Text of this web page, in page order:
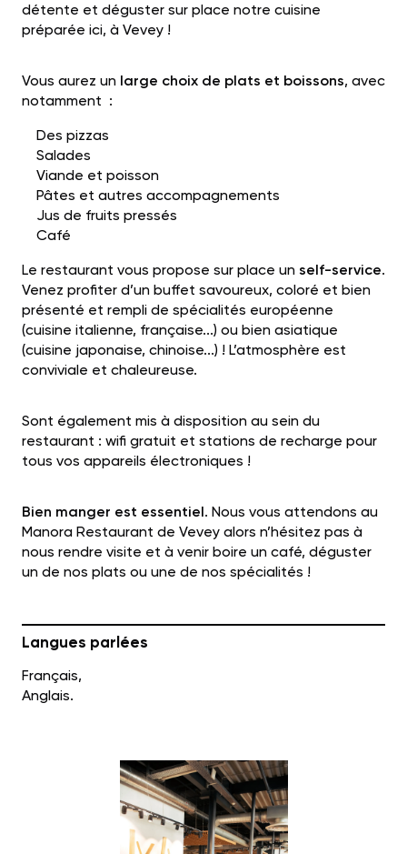
Langues parlées
Français,
Anglais.
détente et déguster sur place notre cuisine
préparée ici, à Vevey !
Vous aurez un large choix de plats et boissons, avec
notamment :
Des pizzas
Salades
Viande et poisson
Pâtes et autres accompagnements
Jus de fruits pressés
Café
Le restaurant vous propose sur place un self-service.
Venez profiter d’un buffet savoureux, coloré et bien
présenté et rempli de spécialités européenne
(cuisine italienne, française...) ou bien asiatique
(cuisine japonaise, chinoise...) ! L’atmosphère est
conviviale et chaleureuse.
Sont également mis à disposition au sein du
restaurant : wifi gratuit et stations de recharge pour
tous vos appareils électroniques !
Bien manger est essentiel. Nous vous attendons au
Manora Restaurant de Vevey alors n’hésitez pas à
nous rendre visite et à venir boire un café, déguster
un de nos plats ou une de nos spécialités !